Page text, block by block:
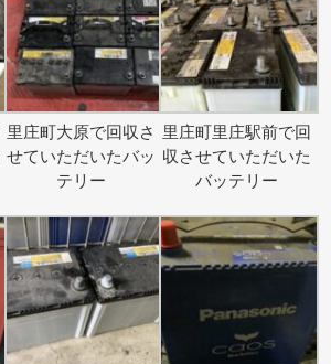
里庄町大原で回収さ
せていただいたバッ
テリー
里庄町里庄駅前で回
収させていただいた
バッテリー